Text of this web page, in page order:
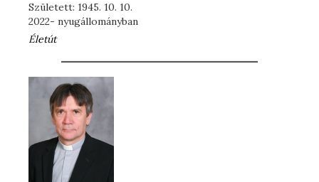
Született: 1945. 10. 10.
2022- nyugállományban
Életút